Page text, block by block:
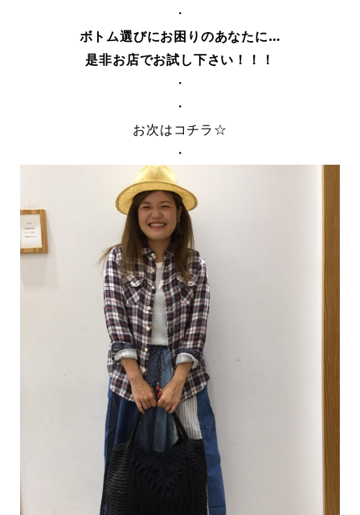
・
ボトム選びにお困りのあなたに…
是非お店でお試し下さい！！！
・
・
お次はコチラ☆
・